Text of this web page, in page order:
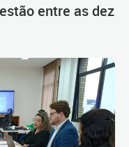
entre as dez